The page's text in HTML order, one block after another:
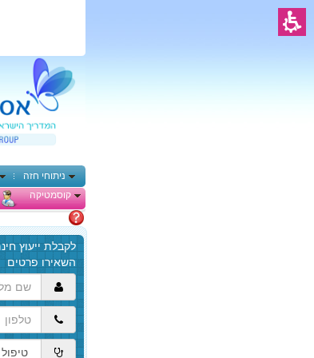
ניתוחי חזה
קוסמטיקה
הגעת
לתוכן
המרכזי,
באפשרותך
ללחוץ
אנטר
כדי
לדלג
לאזור